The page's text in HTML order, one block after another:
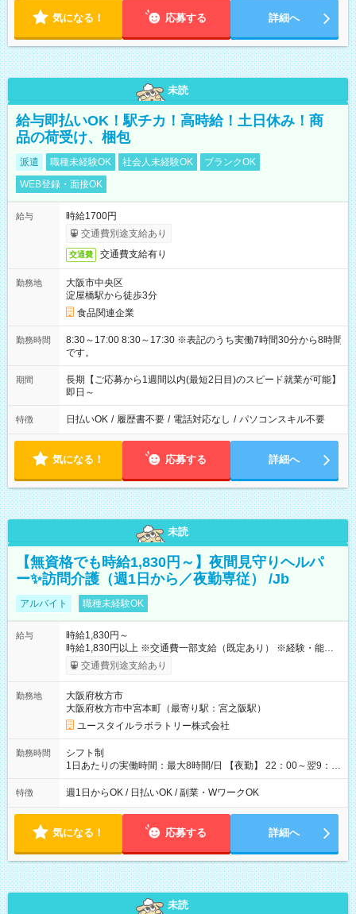
気になる！ 応募する 詳細へ
未読
給与即払いOK！駅チカ！高時給！土日休み！商
品の荷受け、梱包
派遣 職種未経験OK 社会人未経験OK
ブランクOK
WEB登録・面接OK
給与
時給1700円
交通費別途支給あり
交通費 交通費支給有り
勤務地
大阪市中央区
淀屋橋駅から徒歩3分
食品関連企業
勤務時間
8:30～17:00 8:30～17:30 ※表記のうち実働7時間30分から8時間
です。
期間
長期【ご応募から1週間以内(最短2日目)のスピード就業が可能】
即日～
特徴 日払いOK / 履歴書不要 / 電話対応なし / パソコンスキル不要
気になる！ 応募する 詳細へ
未読
【無資格でも時給1,830円～】夜間見守りヘルパ
ー✨訪問介護（週1日から／夜勤専従） /Jb
アルバイト 職種未経験OK
給与
時給1,830円～
時給1,830円以上 ※交通費一部支給（既定あり） ※経験・能力を
考慮して決定します 【収入例】 週1回勤務の場合：1,830円×8時
間×4回=5万8,560円 週3回勤務の場合：1,830円×8時間×12回
月 ※ 雇用形態と給与に、本採用時と異なる部分があります。 雇
用形態：本採用時と同じです。 給与：時給 1,610円以上
交通費別途支給あり
勤務地
大阪府枚方市
大阪府枚方市中宮本町（最寄り駅：宮之阪駅）
ユースタイルラボラトリー株式会社
勤務時間
シフト制
1日あたりの実働時間：最大8時間/日 【夜勤】 22：00～翌9：
00 ※週1日～OK ／ 夜勤専従 ＊＊ 勤務時間例 ＊＊ ■22時か
ら翌7時 ■23時から翌8時 ■24時から翌9時 など ※上記の時間
ます。 ※曜日固定（毎週同じ曜日での勤務となります）
特徴 週1日からOK / 日払いOK / 副業・WワークOK
気になる！ 応募する 詳細へ
未読